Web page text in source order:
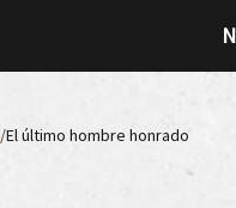
/El último hombre honrado